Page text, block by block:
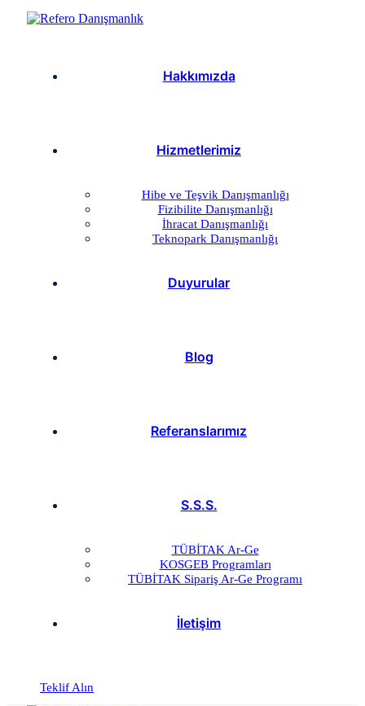
Hakkımızda
Hizmetlerimiz
Hibe ve Teşvik Danışmanlığı
Fizibilite Danışmanlığı
İhracat Danışmanlığı
Teknopark Danışmanlığı
Duyurular
Blog
Referanslarımız
S.S.S.
TÜBİTAK Ar-Ge
KOSGEB Programları
TÜBİTAK Sipariş Ar-Ge Programı
İletişim
Teklif Alın